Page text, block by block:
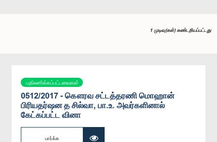
1 முடிவு(கள்) கண்டறியப்பட்டது
பதிலளிக்கப்பட்டவைகள்
0512/2017 - கௌரவ சட்டத்தரணி மொஹான்
பிரியதர்ஷன த சில்வா, பா.உ. அவர்களினால்
கேட்கப்பட்ட வினா
பார்க்க